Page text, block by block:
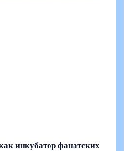
инкубатор фанатских